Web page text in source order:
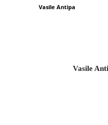
Vasile Antipa
Vasile